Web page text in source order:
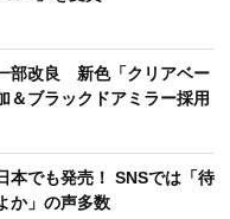
部改良 新色「クリアベー
＆ブラックドアミラー採用
本でも発売！ SNSでは「待
か」の声多数